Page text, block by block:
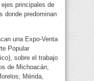
principales de
donde predominan
una Expo-Venta
Popular
sobre el trabajo
de Michoacán;
Mérida,